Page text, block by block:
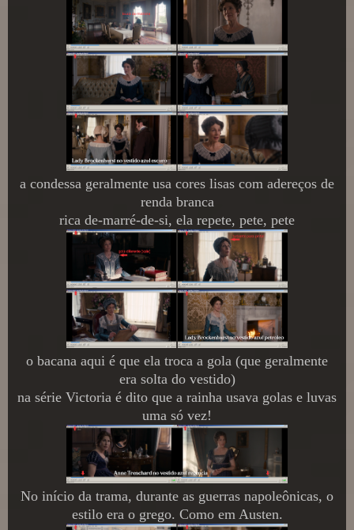
a condessa geralmente usa cores lisas com adereços de
renda branca
rica de-marré-de-si, ela repete, pete, pete
o bacana aqui é que ela troca a gola (que geralmente
era solta do vestido)
na série Victoria é dito que a rainha usava golas e luvas
uma só vez!
No início da trama, durante as guerras napoleônicas, o
estilo era o grego. Como em Austen.